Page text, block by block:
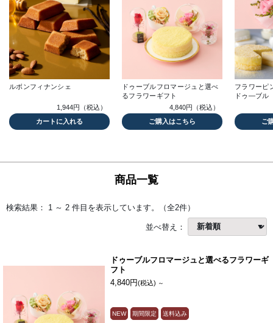
ルボンフィナンシェ
1,944円（税込）
カートに入れる
ドゥーブルフロマージュと選べ
るフラワーギフト
4,840円（税込）
ご購入はこちら
フラワーピ
ドゥ―ブル
ご
商品一覧
検索結果： 1 ～ 2 件目を表示しています。（全2件）
並べ替え：
ドゥーブルフロマージュと選べるフラワーギ
フト
4,840円(税込) ～
NEW 期間限定 送料込み